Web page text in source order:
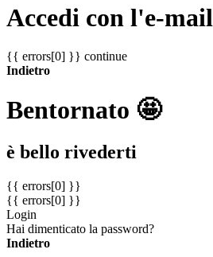
Accedi con l'e-mail
{{ errors[0] }} continue
Indietro
Bentornato 🤩
è bello rivederti
{{ errors[0] }}
{{ errors[0] }}
Login
Hai dimenticato la password?
Indietro